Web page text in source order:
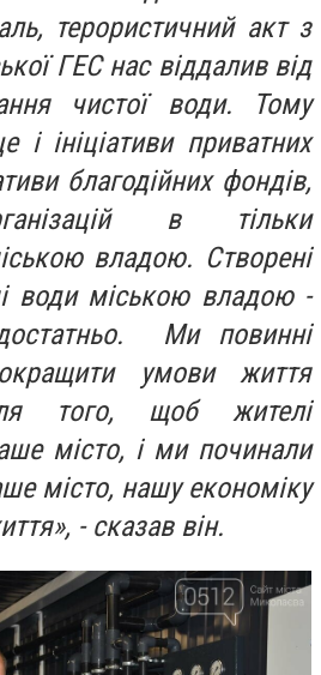
терористичний акт з
ГЕС нас віддалив від
чистої води. Тому
і ініціативи приватних
благодійних фондів,
в тільки
владою. Створені
води міською владою -
Ми повинні
умови життя
того, щоб жителі
місто, і ми починали
місто, нашу економіку
- сказав він.